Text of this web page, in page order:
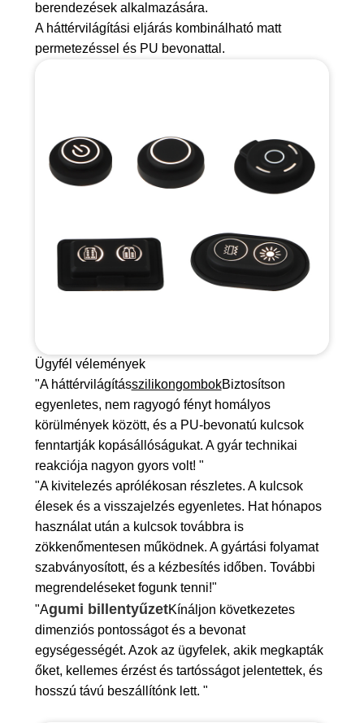
berendezések alkalmazására.
A háttérvilágítási eljárás kombinálható matt
permetezéssel és PU bevonattal.
Ügyfél vélemények
"A háttérvilágításszilikongombokBiztosítson
egyenletes, nem ragyogó fényt homályos
körülmények között, és a PU-bevonatú kulcsok
fenntartják kopásállóságukat. A gyár technikai
reakciója nagyon gyors volt! "
"A kivitelezés aprólékosan részletes. A kulcsok
élesek és a visszajelzés egyenletes. Hat hónapos
használat után a kulcsok továbbra is
zökkenőmentesen működnek. A gyártási folyamat
szabványosított, és a kézbesítés időben. További
megrendeléseket fogunk tenni!"
"Agumi billentyűzetKínáljon következetes
dimenziós pontosságot és a bevonat
egységességét. Azok az ügyfelek, akik megkapták
őket, kellemes érzést és tartósságot jelentettek, és
hosszú távú beszállítónk lett. "